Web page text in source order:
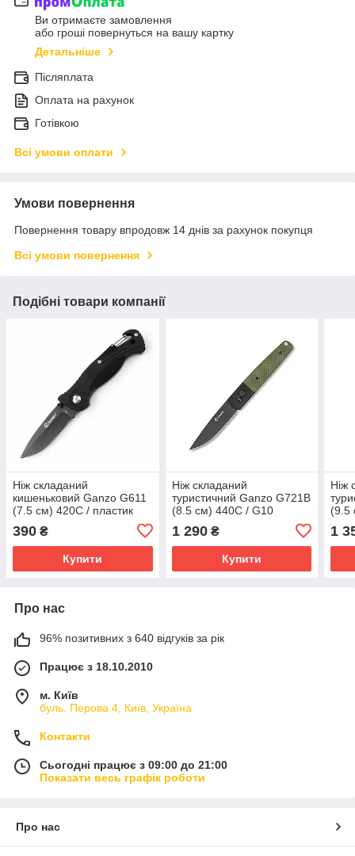
Ви отримаєте замовлення
або гроші повернуться на вашу картку
Детальніше
Післяплата
Оплата на рахунок
Готівкою
Всі умови оплати
Умови повернення
Повернення товару впродовж 14 днів за рахунок покупця
Всі умови повернення
Подібні товари компанії
Ніж складаний
кишеньковий Ganzo G611
(7.5 см) 420C / пластик
390 ₴
Купити
Ніж складаний
туристичний Ganzo G721В
(8.5 см) 440C / G10
зелений, чорний клинок
1 290₴
Купити
Ніж
(9.5
1
Про нас
96% позитивних з 640 відгуків за рік
Працює з 18.10.2010
м. Київ
буль. Перова 4, Київ, Україна
Контакти
Сьогодні працює з 09:00 до 21:00
Показати весь графік роботи
Про нас